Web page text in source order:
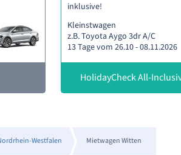
inklusive!
Kleinstwagen
z.B. Toyota Aygo 3dr A/C
13 Tage vom 26.10 - 08.11.2026
HolidayCheck All-
Westfalen Mietwagen Witten